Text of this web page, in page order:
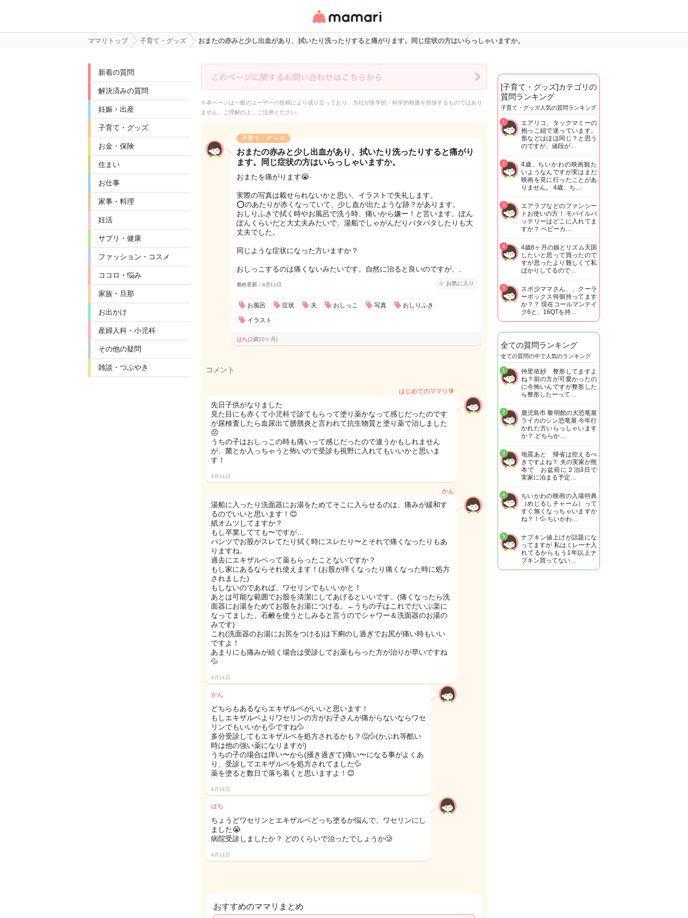
リ・情報サイト
ママリトップ 子育て・グッズ おまたの赤みと少し出血があり、拭いたり洗ったりすると痛がります。同じ症状の方はいらっしゃいますか。
新着の質問
解決済みの質問
妊娠・出産
子育て・グッズ
お金・保険
住まい
お仕事
家事・料理
妊活
サプリ・健康
ファッション・コスメ
ココロ・悩み
家族・旦那
お出かけ
産婦人科・小児科
その他の疑問
雑談・つぶやき
※本ページは一般のユーザーの投稿により成り立っており、当社が医学的・科学的根拠を担保するものではあり
ません。ご理解の上、ご活用ください。
子育て・グッズ
おまたの赤みと少し出血があり、拭いたり洗ったりすると痛がり
ます。同じ症状の方はいらっしゃいますか。
おまたを痛がります😭
実際の写真は載せられないかと思い、イラストで失礼します。
⭕️のあたりが赤くなっていて、少し血が出たような跡？があります。
おしりふきで拭く時やお風呂で洗う時、痛いから嫌ー！と言います。ぽん
ぽんくらいだと大丈夫みたいで、湯船でしゃがんだりバタバタしたりも大
丈夫でした。
同じような症状になった方いますか？
おしっこするのは痛くないみたいです。自然に治ると良いのですが、、
最終更新：4月11日 お気に入り
お風呂 症状 夫 おしっこ 写真 おしりふき
イラスト
はち(2歳10ヶ月)
コメント
はじめてのママリ🔰
先日子供がなりました
見た目にも赤くて小児科で診てもらって塗り薬かなって感じだったのです
が尿検査したら血尿出て膀胱炎と言われて抗生物質と塗り薬で治しました
😣
うちの子はおしっこの時も痛いって感じだったので違うかもしれません
が、菌とか入っちゃうと怖いので受診も視野に入れてもいいかと思いま
す！
4月11日
かん
湯船に入ったり洗面器にお湯をためてそこに入らせるのは、痛みが緩和す
るのでいいと思います！😊
紙オムツしてますか？
もし卒業してても〜ですが…
パンツでお股がスレてたり拭く時にスレたり〜とそれで痛くなったりもあ
りますね。
過去にエキザルベって薬もらったことないですか？
もし家にあるならそれ使えます！(お股が痒くなったり痛くなった時に処方
されました)
もしないのであれば、ワセリンでもいいかと！
あとは可能な範囲でお股を清潔にしてあげるといいです。(痛くなったら洗
面器にお湯をためてお股をお湯につける。←うちの子はこれでだいぶ楽に
なってました。石鹸を使うとしみると言うのでシャワー＆洗面器のお湯の
みです)
これ(洗面器のお湯にお尻をつける)は下痢のし過ぎでお尻が痛い時もいい
ですよ！
あまりにも痛みが続く場合は受診してお薬もらった方が治りが早いですね
💦
4月11日
かん
どちらもあるならエキザルベがいいと思います！
もしエキザルベよりワセリンの方がお子さんが痛がらないならワセ
リンでもいいかも💦ですね💦
多分受診してもエキザルベを処方されるかも？🤔💦(かぶれ等酷い
時は他の強い薬になりますが)
うちの子の場合は痒い〜から(掻き過ぎて)痛い〜になる事がよくあ
り、受診してエキザルベを処方されてました💦
薬を塗ると数日で落ち着くと思いますよ！😊
4月11日
はち
ちょうどワセリンとエキザルベどっち塗るか悩んで、ワセリンにし
ました😭
病院受診しましたか？ どのくらいで治ったでしょうか🥲
4月11日
おすすめのママリまとめ
[子育て・グッズ]カテゴリの
質問ランキング
子育て・グッズ人気の質問ランキング
エアリコ、タックマミーの
抱っこ紐で迷っています。
形などはほほ同じ？と思う
のですが、値段が…
1
4歳、ちいかわの映画観た
いようなんですが実はまだ
映画を見に行ったことがあ
りません。 4歳、ち…
2
エアラブなどのファンシー
トお使いの方！ モバイルバ
ッテリーはどこに入れてま
すか？ ベビーカ…
3
4歳8ヶ月の娘とリズム天国
したいと思って買ったので
すが思ったより難しくて私
ばかりしてるので…
4
スポ少ママさん、、クーラ
ーボックス何個持ってます
か？？ 現在コールマンテイ
ク6と、16QTを持…
5
全ての質問ランキング
全ての質問の中で人気のランキング
仲里依紗 整形してますよ
ね？前の方が可愛かったの
に今怖いんですが整形した
ら整形したーって…
1
鹿児島市 黎明館の大恐竜展
ライカのシン恐竜展 今年行
かれた方いらっしゃいます
か？ どちらか…
2
地震あと 帰省は控えるべ
きですよね？ 夫の実家が熊
本で お盆前に２泊3日で
実家に泊まる予定…
3
ちいかわの映画の入場特典
（めじるしチャーム）って
すぐ無くなっちゃいますか
ね？！💦 ちいかわ…
4
ナプキン値上げが話題にな
ってますが 私はミレーナ入
れてるからもう1年以上ナ
プキン買ってない…
5